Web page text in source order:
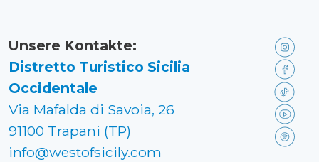
Unsere Kontakte:
Distretto Turistico Sicilia
Occidentale
Via Mafalda di Savoia, 26
91100 Trapani (TP)
info@westofsicily.com